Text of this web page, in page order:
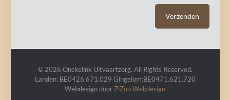
© 2026 Onckelinx Uitvaartzorg. All Rights Reserved.
Landen: BE0426.671.029 Gingelom:BE0471.621.720
Webdesign door ZiZooWebdesign